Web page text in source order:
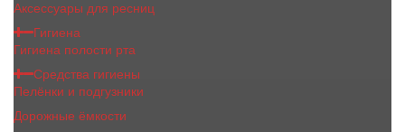
Аксессуары для ресниц
Гигиена
Гигиена полости рта
Средства гигиены
Пелёнки и подгузники
Дорожные ёмкости